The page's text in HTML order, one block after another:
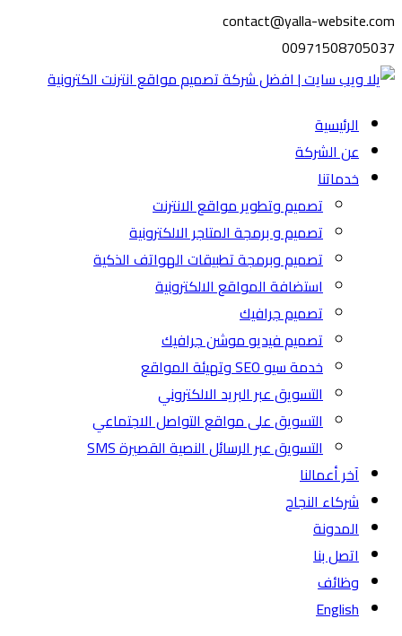
contact@yalla-website.com
00971508705037
الرئيسية
عن الشركة
خدماتنا
تصميم وتطوير مواقع الانترنت
تصميم و برمجة المتاجر الالكترونية
تصميم وبرمجة تطبيقات الهواتف الذكية
استضافة المواقع الالكترونية
تصميم جرافيك
تصميم فيديو موشن جرافيك
خدمة سيو SEO وتهيئة المواقع
التسويق عبر البريد الالكتروني
التسويق على مواقع التواصل الاجتماعي
التسويق عبر الرسائل النصية القصيرة SMS
آخر أعمالنا
شركاء النجاح
المدونة
اتصل بنا
وظائف
English